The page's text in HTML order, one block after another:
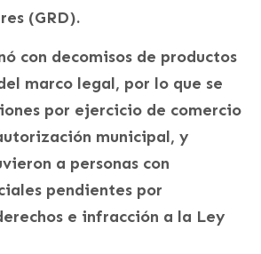
(GRD).
con decomisos de productos
marco legal, por lo que se
por ejercicio de comercio
municipal, y
a personas con
pendientes por
e infracción a la Ley